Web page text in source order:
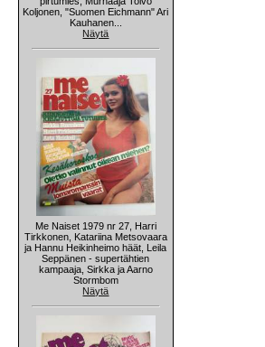
Koljonen, "Suomen Eichmann" Ari
Kauhanen...
Näytä
Me Naiset 1979 nr 27, Harri
Tirkkonen, Katariina Metsovaara
ja Hannu Heikinheimo häät, Leila
Seppänen - supertähtien
kampaaja, Sirkka ja Aarno
Stormbom
Näytä